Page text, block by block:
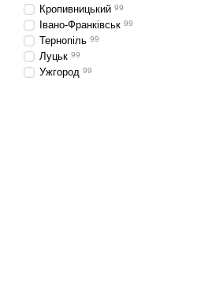
Кропивницький 99
Івано-Франківськ 99
Тернопіль 99
Луцьк 99
Ужгород 99